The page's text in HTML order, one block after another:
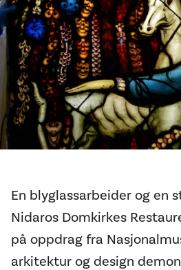
En blyglassarbeider og en
Nidaros Domkirkes
på oppdrag fra
arkitektur og design